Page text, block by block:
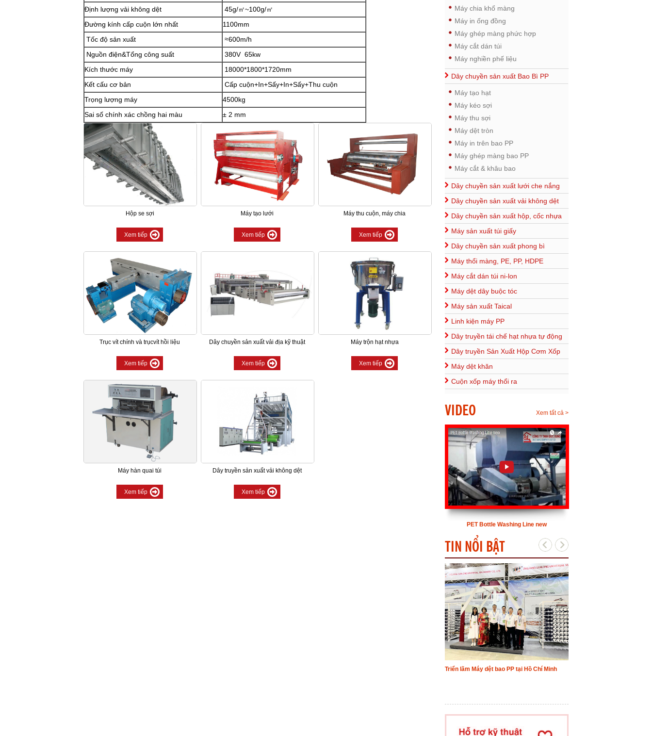
Định lượng vải không dệt
45g/㎡~100g/㎡
Đường kính cấp cuộn lớn nhất
1100mm
Tốc độ sản xuất
≈600m/h
Nguồn điện&Tổng công suất
380V 65kw
Kích thước máy
18000*1800*1720mm
Kết cấu cơ bản
Cấp cuộn+In+Sấy+In+Sấy+Thu cuộn
Trọng lượng máy
4500kg
Sai số chính xác chồng hai màu
± 2 mm
Hộp se sợi
Xem tiếp
Máy tạo lưới
Xem tiếp
Máy thu cuộn, máy chia
Xem tiếp
Trục vít chính và trụcvít hồi liệu
Xem tiếp
Dây chuyền sản xuất vải địa kỹ thuật
Xem tiếp
Máy trộn hạt nhựa
Xem tiếp
Máy hàn quai túi
Xem tiếp
Dây truyền sản xuất vải không dệt
Xem tiếp
Máy chia khổ màng
Máy in ống đồng
Máy ghép màng phức hợp
Máy cắt dán túi
Máy nghiền phế liệu
Dây chuyền sản xuất Bao Bì PP
Máy tạo hạt
Máy kéo sợi
Máy thu sợi
Máy dệt tròn
Máy in trên bao PP
Máy ghép màng bao PP
Máy cắt & khâu bao
Dây chuyền sản xuất lưới che nắng
Dây chuyền sản xuất vải không dệt
Dây chuyền sản xuất hộp, cốc nhựa
Máy sản xuất túi giấy
Dây chuyền sản xuất phong bì
Máy thổi màng, PE, PP, HDPE
Máy cắt dán túi ni-lon
Máy dệt dây buộc tóc
Máy sản xuất Taical
Linh kiện máy PP
Dây truyền tái chế hạt nhựa tự động
Dây truyền Sản Xuất Hộp Cơm Xốp
Máy dệt khăn
Cuộn xốp máy thổi ra
VIDEO Xem tất cả >
PET Bottle Washing Line new
TIN NỔI BẬT
Triển lãm Máy dệt bao PP tại Hồ Chí Minh